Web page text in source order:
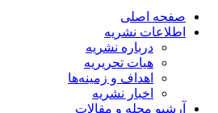
صفحه اصلی
اطلاعات نشریه
درباره نشریه
هیات تحریریه
اهداف و زمینه‌ها
اخبار نشریه
آرشیو مجله و مقالات